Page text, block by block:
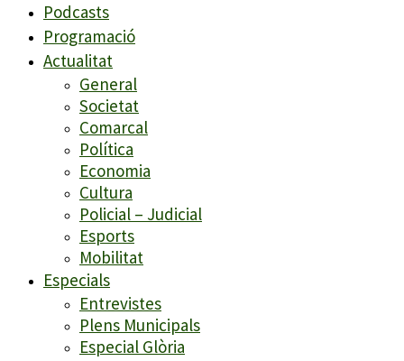
Podcasts
Programació
Actualitat
General
Societat
Comarcal
Política
Economia
Cultura
Policial – Judicial
Esports
Mobilitat
Especials
Entrevistes
Plens Municipals
Especial Glòria